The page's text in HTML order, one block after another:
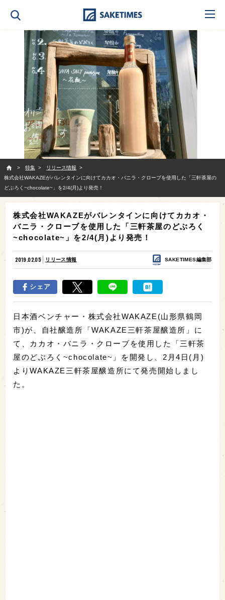
特集
リリース情報
株式会社WAKAZEがバレンタインに向けてカカオ・バニラ・クローブを使用した「三軒茶屋の
どぶろく~chocolate~」を2/4(月)より発売！
株式会社WAKAZEがバレンタインに向けてカカオ・
バニラ・クローブを使用した「三軒茶屋のどぶろく
~chocolate~」を2/4(月)より発売！
2019.02.05 リリース情報 SAKETIMES編集部
シェア
日本酒ベンチャー・株式会社WAKAZE(山形県鶴岡
市)が、自社醸造所「WAKAZE三軒茶屋醸造所」に
て、カカオ・バニラ・クローブを使用した「三軒茶
屋のどぶろく~chocolate~」を開発し、2月4日(月)
よりWAKAZE三軒茶屋醸造所にて発売開始しまし
た。